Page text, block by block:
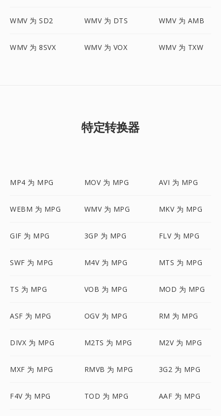
WMV 为 SD2 WMV 为 DTS WMV 为 AMB
WMV 为 8SVX WMV 为 VOX WMV 为 TXW
特定转换器
MP4 为 MPG MOV 为 MPG AVI 为 MPG
WEBM 为 MPG WMV 为 MPG MKV 为 MPG
GIF 为 MPG 3GP 为 MPG FLV 为 MPG
SWF 为 MPG M4V 为 MPG MTS 为 MPG
TS 为 MPG VOB 为 MPG MOD 为 MPG
ASF 为 MPG OGV 为 MPG RM 为 MPG
DIVX 为 MPG M2TS 为 MPG M2V 为 MPG
MXF 为 MPG RMVB 为 MPG 3G2 为 MPG
F4V 为 MPG TOD 为 MPG AAF 为 MPG